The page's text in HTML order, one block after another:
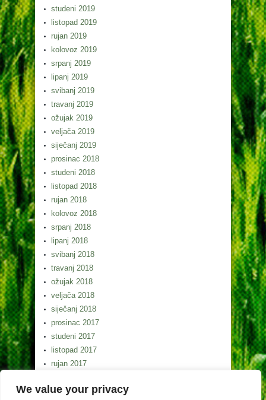
We value your privacy
studeni 2019
listopad 2019
rujan 2019
kolovoz 2019
srpanj 2019
lipanj 2019
svibanj 2019
travanj 2019
ožujak 2019
veljača 2019
siječanj 2019
prosinac 2018
studeni 2018
listopad 2018
rujan 2018
kolovoz 2018
srpanj 2018
lipanj 2018
svibanj 2018
travanj 2018
ožujak 2018
veljača 2018
siječanj 2018
prosinac 2017
studeni 2017
listopad 2017
rujan 2017
srpanj 2017